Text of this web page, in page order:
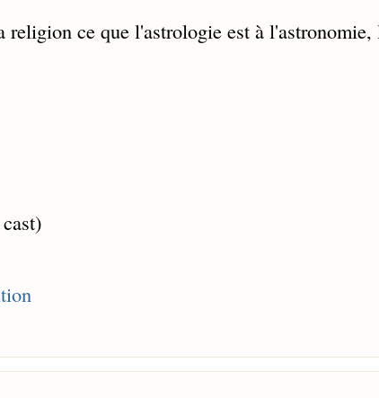
religion ce que l'astrologie est à